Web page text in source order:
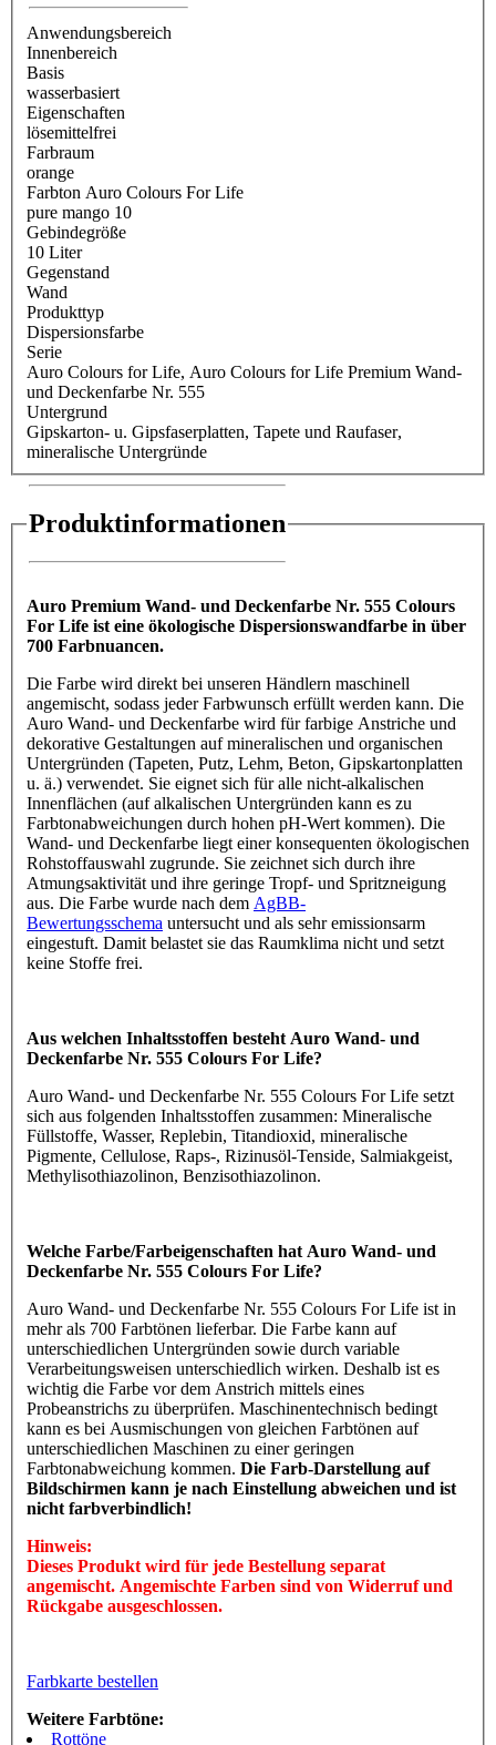
Anwendungsbereich
Innenbereich
Basis
wasserbasiert
Eigenschaften
lösemittelfrei
Farbraum
orange
Farbton Auro Colours For Life
pure mango 10
Gebindegröße
10 Liter
Gegenstand
Wand
Produkttyp
Dispersionsfarbe
Serie
Auro Colours for Life, Auro Colours for Life Premium Wand-
und Deckenfarbe Nr. 555
Untergrund
Gipskarton- u. Gipsfaserplatten, Tapete und Raufaser,
mineralische Untergründe
Produktinformationen
Auro Premium Wand- und Deckenfarbe Nr. 555 Colours
For Life ist eine ökologische Dispersionswandfarbe in über
700 Farbnuancen.
Die Farbe wird direkt bei unseren Händlern maschinell
angemischt, sodass jeder Farbwunsch erfüllt werden kann. Die
Auro Wand- und Deckenfarbe wird für farbige Anstriche und
dekorative Gestaltungen auf mineralischen und organischen
Untergründen (Tapeten, Putz, Lehm, Beton, Gipskartonplatten
u. ä.) verwendet. Sie eignet sich für alle nicht-alkalischen
Innenflächen (auf alkalischen Untergründen kann es zu
Farbtonabweichungen durch hohen pH-Wert kommen). Die
Wand- und Deckenfarbe liegt einer konsequenten ökologischen
Rohstoffauswahl zugrunde. Sie zeichnet sich durch ihre
Atmungsaktivität und ihre geringe Tropf- und Spritzneigung
aus. Die Farbe wurde nach dem AgBB-
Bewertungsschema untersucht und als sehr emissionsarm
eingestuft. Damit belastet sie das Raumklima nicht und setzt
keine Stoffe frei.
Aus welchen Inhaltsstoffen besteht Auro Wand- und
Deckenfarbe Nr. 555 Colours For Life?
Auro Wand- und Deckenfarbe Nr. 555 Colours For Life setzt
sich aus folgenden Inhaltsstoffen zusammen: Mineralische
Füllstoffe, Wasser, Replebin, Titandioxid, mineralische
Pigmente, Cellulose, Raps-, Rizinusöl-Tenside, Salmiakgeist,
Methylisothiazolinon, Benzisothiazolinon.
Welche Farbe/Farbeigenschaften hat Auro Wand- und
Deckenfarbe Nr. 555 Colours For Life?
Auro Wand- und Deckenfarbe Nr. 555 Colours For Life ist in
mehr als 700 Farbtönen lieferbar. Die Farbe kann auf
unterschiedlichen Untergründen sowie durch variable
Verarbeitungsweisen unterschiedlich wirken. Deshalb ist es
wichtig die Farbe vor dem Anstrich mittels eines
Probeanstrichs zu überprüfen. Maschinentechnisch bedingt
kann es bei Ausmischungen von gleichen Farbtönen auf
unterschiedlichen Maschinen zu einer geringen
Farbtonabweichung kommen. Die Farb-Darstellung auf
Bildschirmen kann je nach Einstellung abweichen und ist
nicht farbverbindlich!
Hinweis:
Dieses Produkt wird für jede Bestellung separat
angemischt. Angemischte Farben sind von Widerruf und
Rückgabe ausgeschlossen.
Farbkarte bestellen
Weitere Farbtöne:
Rottöne